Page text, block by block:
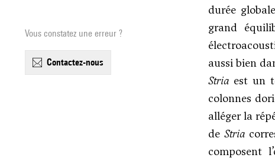
Vous constatez une erreur ?
contactez-nous
durée
grand
aussi bien
Stria est un
colonnes
alléger la
deStria
composent